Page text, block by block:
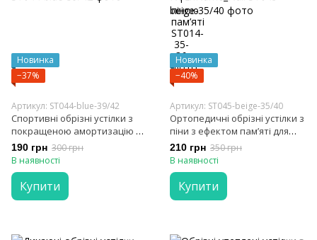
Новинка
−37%
Артикул: ST044-blue-39/42
Спортивні обрізні устілки з
покращеною амортизацію та
підтримкою стопи
190 грн 300 грн
В наявності
Купити
Новинка
−40%
Артикул: ST045-beige-35/40
Ортопедичні обрізні устілки з
піни з ефектом пам’яті для
комфорту стопи
NoEnName_Null
210 грн 350 грн
В наявності
Купити